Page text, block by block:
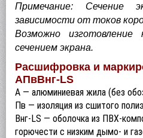
Примечание: Сечение
зависимости от токов
Возможно изготовление
сечением экрана.
Расшифровка и
АПвВнг-LS
А — алюминиевая жила (без
Пв — изоляция из сшитого
Внг-LS — оболочка из ПВХ-
горючести с низким дымо- и